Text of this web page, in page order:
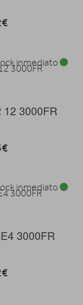
12 3000FR
inmediato
3000FR
inmediato